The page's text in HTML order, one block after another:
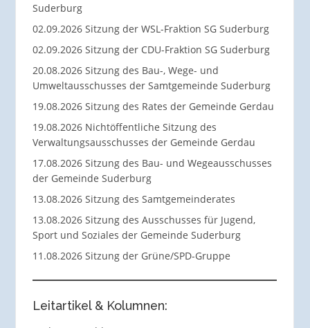
Suderburg
02.09.2026 Sitzung der WSL-Fraktion SG Suderburg
02.09.2026 Sitzung der CDU-Fraktion SG Suderburg
20.08.2026 Sitzung des Bau-, Wege- und
Umweltausschusses der Samtgemeinde Suderburg
19.08.2026 Sitzung des Rates der Gemeinde Gerdau
19.08.2026 Nichtöffentliche Sitzung des
Verwaltungsausschusses der Gemeinde Gerdau
17.08.2026 Sitzung des Bau- und Wegeausschusses
der Gemeinde Suderburg
13.08.2026 Sitzung des Samtgemeinderates
13.08.2026 Sitzung des Ausschusses für Jugend,
Sport und Soziales der Gemeinde Suderburg
11.08.2026 Sitzung der Grüne/SPD-Gruppe
Leitartikel & Kolumnen: